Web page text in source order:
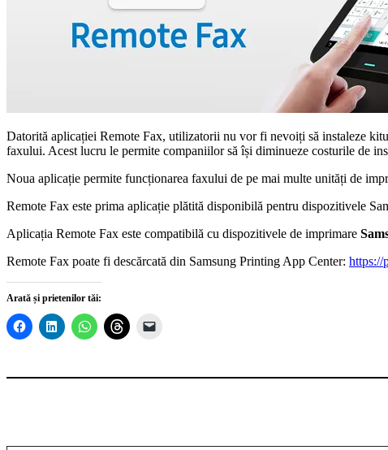
Datorită aplicației Remote Fax, utilizatorii nu vor fi nevoiți să instaleze
faxului. Acest lucru le permite companiilor să își diminueze costurile de
Noua aplicație permite funcționarea faxului de pe mai multe unități de
Remote Fax este prima aplicație plătită disponibilă pentru dispozitivele
Aplicația Remote Fax este compatibilă cu dispozitivele de imprimare
Remote Fax poate fi descărcată din Samsung Printing App Center: https://
Arată și prietenilor tăi:
Tastează emailul tău...